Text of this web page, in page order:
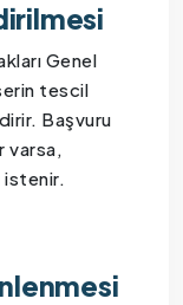
Genel
tescil
Başvuru
varsa,
istenir.